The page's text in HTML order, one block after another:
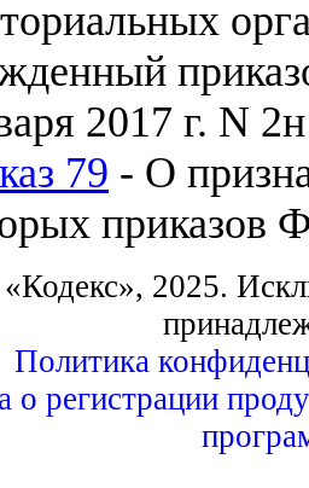
2017 г. N 2н
79 - О
приказов
2025.
Политика
о регистрации